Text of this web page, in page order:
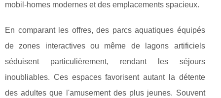
mobil-homes modernes et des emplacements spacieux.
En comparant les offres, des parcs aquatiques équipés
de zones interactives ou même de lagons artificiels
séduisent particulièrement, rendant les séjours
inoubliables. Ces espaces favorisent autant la détente
des adultes que l'amusement des plus jeunes. Souvent